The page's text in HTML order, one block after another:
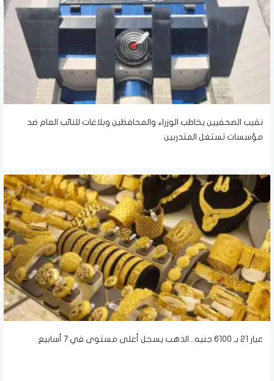
نقيب الصحفيين يخاطب الوزراء والمحافظين وبلاغات للنائب العام ضد
مؤسسات تستغل المتدربين
عيار 21 بـ 6100 جنيه.. الذهب يسجل أعلى مستوى في 7 أسابيع